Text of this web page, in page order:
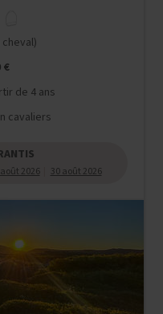
cheval)
€
de 4 ans
cavaliers
2026 30 août 2026